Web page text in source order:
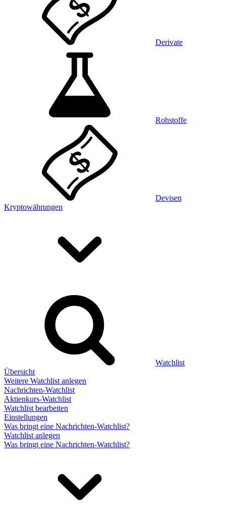
Derivate
Rohstoffe
Devisen
Kryptowährungen
Watchlist
Übersicht
Weitere Watchlist anlegen
Nachrichten-Watchlist
Aktienkurs-Watchlist
Watchlist bearbeiten
Einstellungen
Was bringt eine Nachrichten-Watchlist?
Watchlist anlegen
Was bringt eine Nachrichten-Watchlist?